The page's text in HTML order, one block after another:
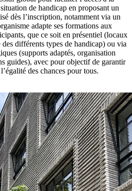
de handicap en proposant un
dès l’inscription, notamment via un
adapte ses formations aux
que ce soit en présentiel (locaux
des différents types de handicap) ou via
(supports adaptés, organisation
guides), avec pour objectif de garantir
des chances pour tous.